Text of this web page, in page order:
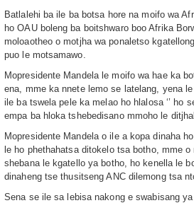
Batlalehi ba ile ba botsa hore na moifo wa
ho OAU boleng ba boitshwaro boo Afrika
moloaotheo o motjha wa ponaletso
puo le motsamawo.
Mopresidente Mandela le moifo wa hae ka
ena, mme ka nnete lemo se latelang, yena
ile ba tswela pele ka melao ho hlalosa ‘’ ho
empa ba hloka tshebedisano mmoho le
Mopresidente Mandela o ile a kopa dinaha
le ho phethahatsa ditokelo tsa botho, mme
shebana le kgatello ya botho, ho kenella le
dinaheng tse thusitseng ANC dilemong tsa
Sena se ile sa lebisa nakong e swabisang